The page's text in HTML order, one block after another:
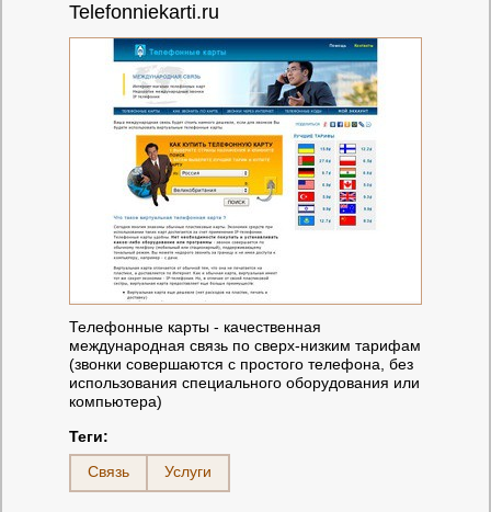
Telefonniekarti.ru
Телефонные карты - качественная
международная связь по сверх-низким тарифам
(звонки совершаются с простого телефона, без
использования специального оборудования или
компьютера)
Теги:
Связь
Услуги